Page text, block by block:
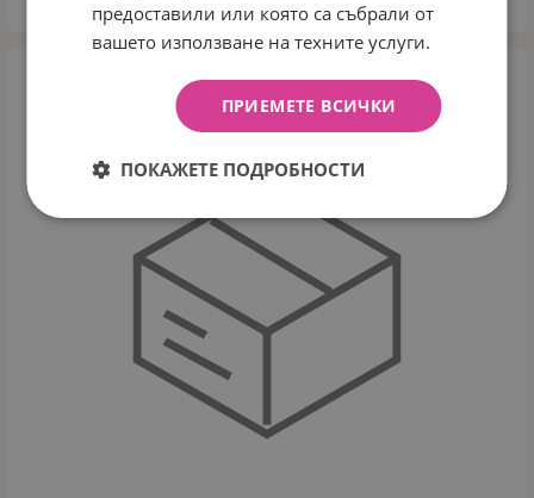
предоставили или която са събрали от
вашето използване на техните услуги.
ПРИЕМЕТЕ ВСИЧКИ
ПОКАЖЕТЕ ПОДРОБНОСТИ